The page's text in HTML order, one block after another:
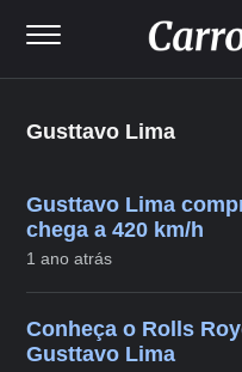
Gusttavo Lima
Gusttavo Lima
chega a 420 km/h
1 ano atrás
Conheça o Rolls
Gusttavo Lima